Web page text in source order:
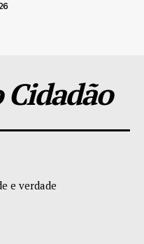
e verdade